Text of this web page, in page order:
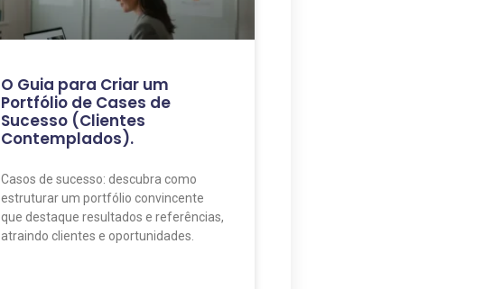
O Guia para Criar um
Portfólio de Cases de
Sucesso (Clientes
Contemplados).
Casos de sucesso: descubra como
estruturar um portfólio convincente
que destaque resultados e referências,
atraindo clientes e oportunidades.